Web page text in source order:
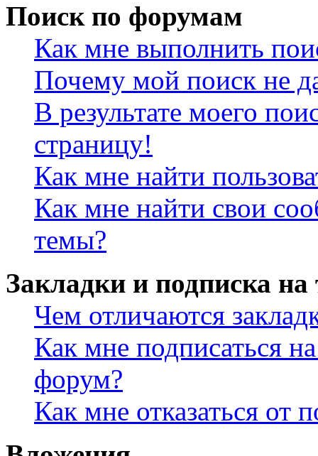
Поиск по форумам
Как мне выполнить
Почему мой поиск не
В результате моего
страницу!
Как мне найти
Как мне найти свои
темы?
Закладки и подписка
Чем отличаются
Как мне подписаться
форум?
Как мне отказаться от